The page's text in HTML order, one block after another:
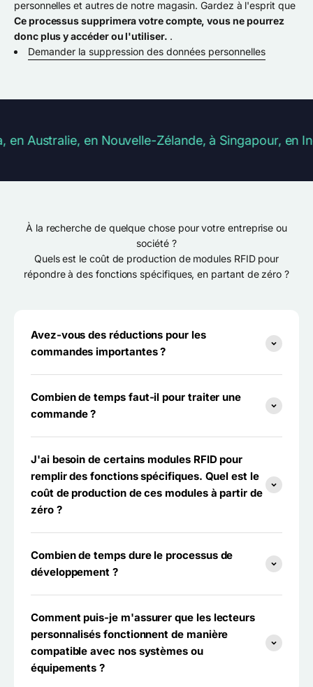
personnelles et autres de notre magasin. Gardez à l'esprit que
Ce processus supprimera votre compte, vous ne pourrez
donc plus y accéder ou l'utiliser. .
Demander la suppression des données personnelles
en Nouvelle-Zélande, à Singapour, en
À la recherche de quelque chose pour votre entreprise ou
société ?
Quels est le coût de production de modules RFID pour
répondre à des fonctions spécifiques, en partant de zéro ?
Avez-vous des réductions pour les
commandes importantes ?
Combien de temps faut-il pour traiter une
commande ?
J'ai besoin de certains modules RFID pour
remplir des fonctions spécifiques. Quel est le
coût de production de ces modules à partir de
zéro ?
Combien de temps dure le processus de
développement ?
Comment puis-je m'assurer que les lecteurs
personnalisés fonctionnent de manière
compatible avec nos systèmes ou
équipements ?